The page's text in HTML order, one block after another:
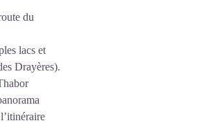
du
lacs et
Drayères).